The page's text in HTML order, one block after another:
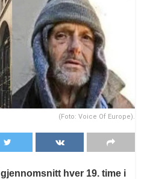
(Foto: Voice Of Europe).
hver 19. time i